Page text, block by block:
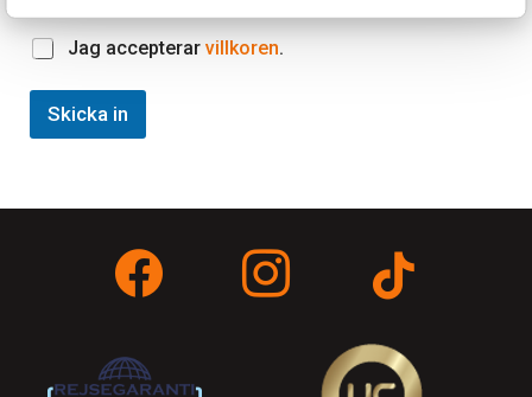
C
e
k
x
Jag accepterarvillkoren.
Skicka in